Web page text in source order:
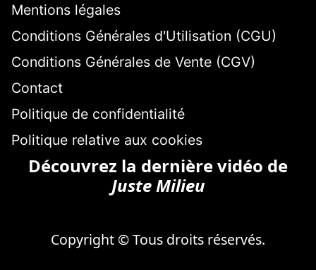
Mentions légales
Conditions Générales d'Utilisation (CGU)
Conditions Générales de Vente (CGV)
Contact
Politique de confidentialité
Politique relative aux cookies
Découvrez la dernière vidéo de
Juste Milieu
Copyright © Tous droits réservés.